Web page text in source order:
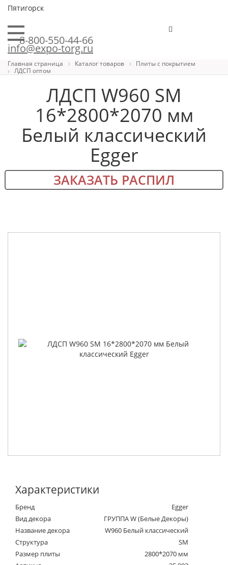
Пятигорск
8-800-550-44-66
info@expo-torg.ru
Главная страница Каталог товаров
Плиты с покрытием
ЛДСП оптом
ЛДСП W960 SM
16*2800*2070 мм
Белый классический
Egger
ЗАКАЗАТЬ РАСПИЛ
Характеристики
Бренд
Egger
Вид декора
ГРУППА W (Белые Декоры)
Название декора
W960 Белый классический
Структура
SM
Размер плиты
2800*2070 мм